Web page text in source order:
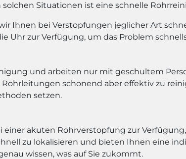
Situationen ist eine schnelle
Ihnen bei Verstopfungen jeglicher Art
Uhr zur Verfügung, um das Problem
und arbeiten nur mit geschultem
schonend aber effektiv zu
setzen.
akuten Rohrverstopfung zur
zu lokalisieren und bieten Ihnen eine
wissen, was auf Sie zukommt.